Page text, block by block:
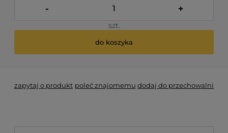
- +
szt.
do koszyka
zapytaj o produkt poleć znajomemu dodaj do przechowalni